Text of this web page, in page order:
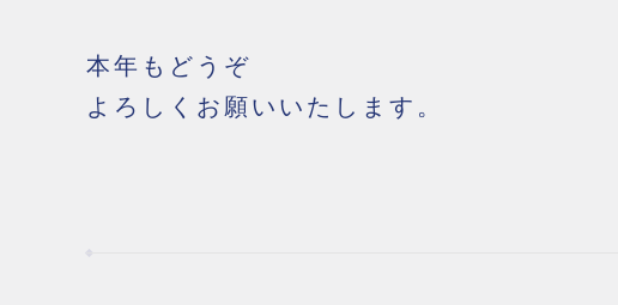
本年もどうぞ
よろしくお願いいたします。